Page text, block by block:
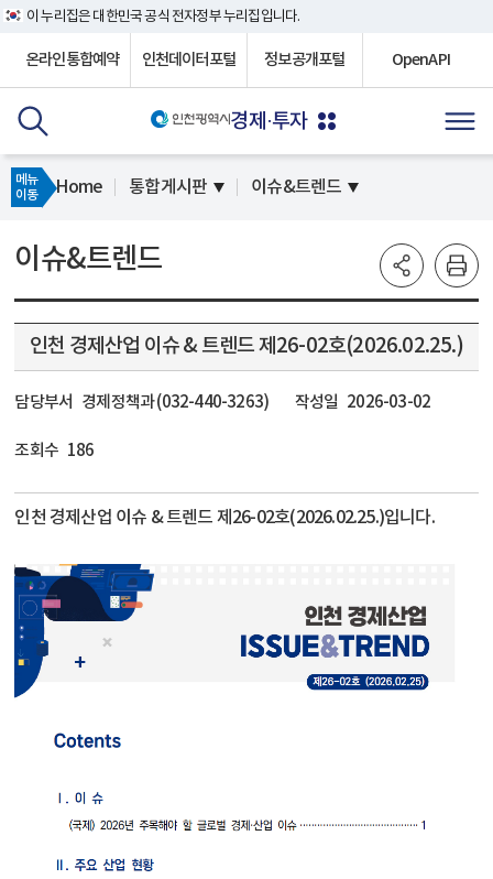
이 누리집은 대한민국 공식 전자정부 누리집입니다.
온라인통합예약 인천데이터포털 정보공개포털 OpenAPI
경제·투자
메뉴
이동
Home 통합게시판 이슈&트렌드
이슈&트렌드
인천 경제산업 이슈 & 트렌드 제26-02호(2026.02.25.)
담당부서 경제정책과 (032-440-3263) 작성일 2026-03-02
조회수 186
인천 경제산업 이슈 & 트렌드 제26-02호(2026.02.25.)입니다.